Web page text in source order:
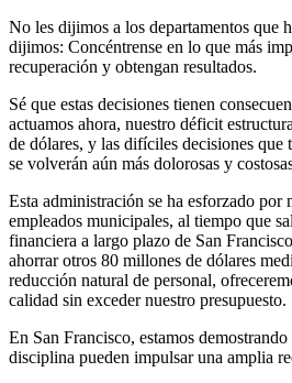
No les dijimos a los departamentos que
dijimos: Concéntrense en lo que más
recuperación y obtengan resultados.
Sé que estas decisiones tienen
actuamos ahora, nuestro déficit
de dólares, y las difíciles decisiones que
se volverán aún más dolorosas y
Esta administración se ha esforzado
empleados municipales, al tiempo que
financiera a largo plazo de San
ahorrar otros 80 millones de dólares
reducción natural de personal,
calidad sin exceder nuestro presupuesto.
En San Francisco, estamos
disciplina pueden impulsar una amplia